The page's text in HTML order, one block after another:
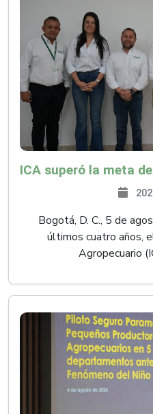
Bogotá, D. C., 5 de
últimos cuatro años,
Agropecuario